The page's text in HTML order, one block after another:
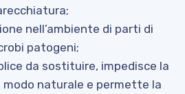
nell’ambiente di parti di
patogeni;
da sostituire, impedisce la
modo naturale e permette la